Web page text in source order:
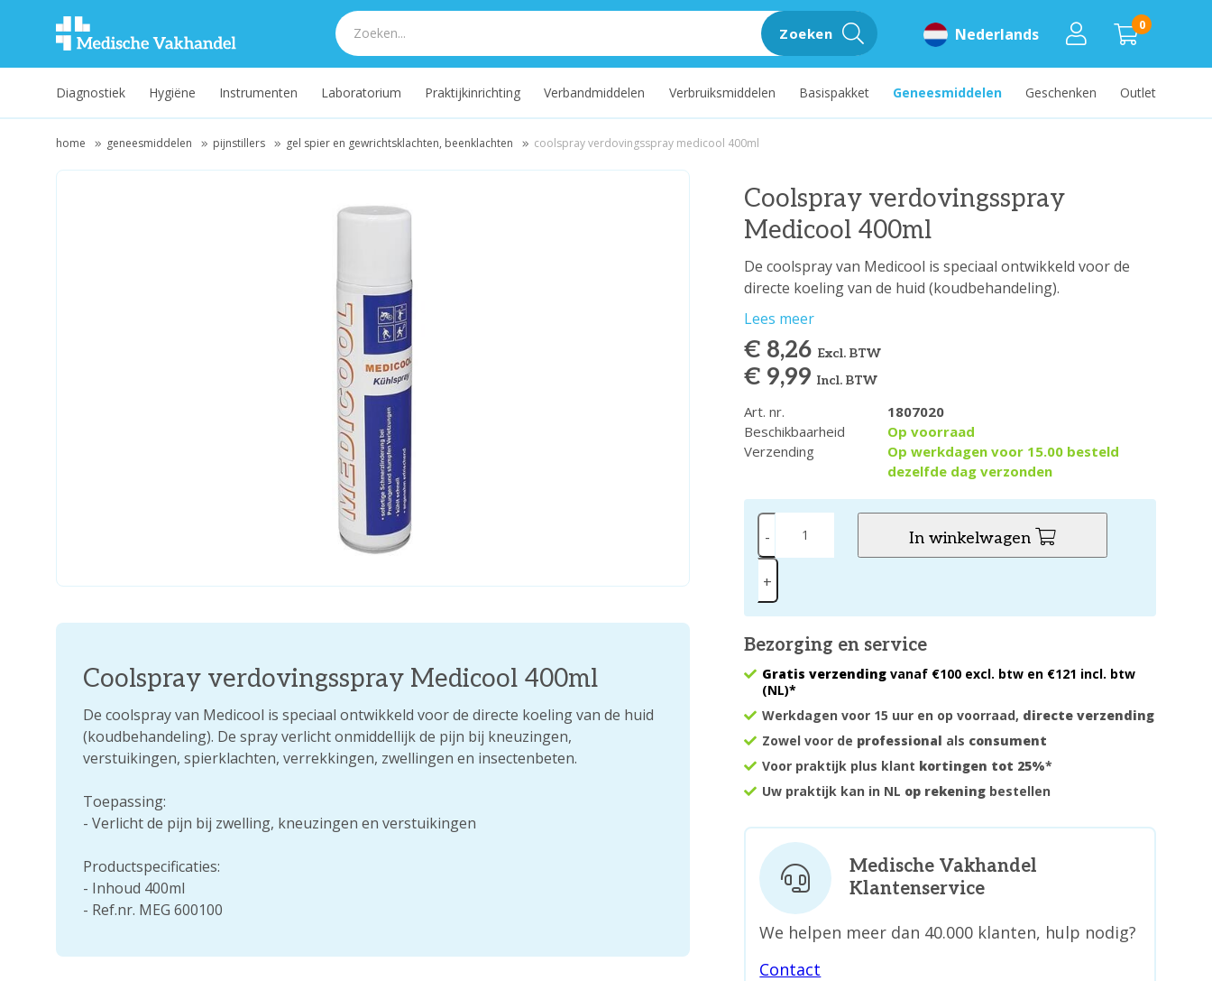
0
Nederlands
Zoeken
Diagnostiek Hygiëne Instrumenten Laboratorium Praktijkinrichting Verbandmiddelen Verbruiksmiddelen Basispakket Geneesmiddelen Geschenken Outlet
home geneesmiddelen pijnstillers gel spier en gewrichtsklachten, beenklachten coolspray verdovingsspray medicool 400ml
Coolspray verdovingsspray
Medicool 400ml
De coolspray van Medicool is speciaal ontwikkeld voor de
directe koeling van de huid (koudbehandeling).
Lees meer
€ 8,26 Excl. BTW
€ 9,99Incl. BTW
Art. nr.
1807020
Beschikbaarheid
Op voorraad
Verzending
Op werkdagen voor 15.00 besteld
dezelfde dag verzonden
-
+
In winkelwagen
Bezorging en service
Gratis verzending vanaf €100 excl. btw en €121 incl. btw
(NL)*
Werkdagen voor 15 uur en op voorraad, directe verzending
Zowel voor de professional als consument
Voor praktijk plus klant kortingen tot 25%*
Uw praktijk kan in NL op rekening bestellen
Coolspray verdovingsspray Medicool 400ml
De coolspray van Medicool is speciaal ontwikkeld voor de directe koeling van de huid
(koudbehandeling). De spray verlicht onmiddellijk de pijn bij kneuzingen,
verstuikingen, spierklachten, verrekkingen, zwellingen en insectenbeten.
Toepassing:
- Verlicht de pijn bij zwelling, kneuzingen en verstuikingen
Productspecificaties:
- Inhoud 400ml
- Ref.nr. MEG 600100
Medische Vakhandel
Klantenservice
We helpen meer dan 40.000 klanten, hulp nodig?
Contact